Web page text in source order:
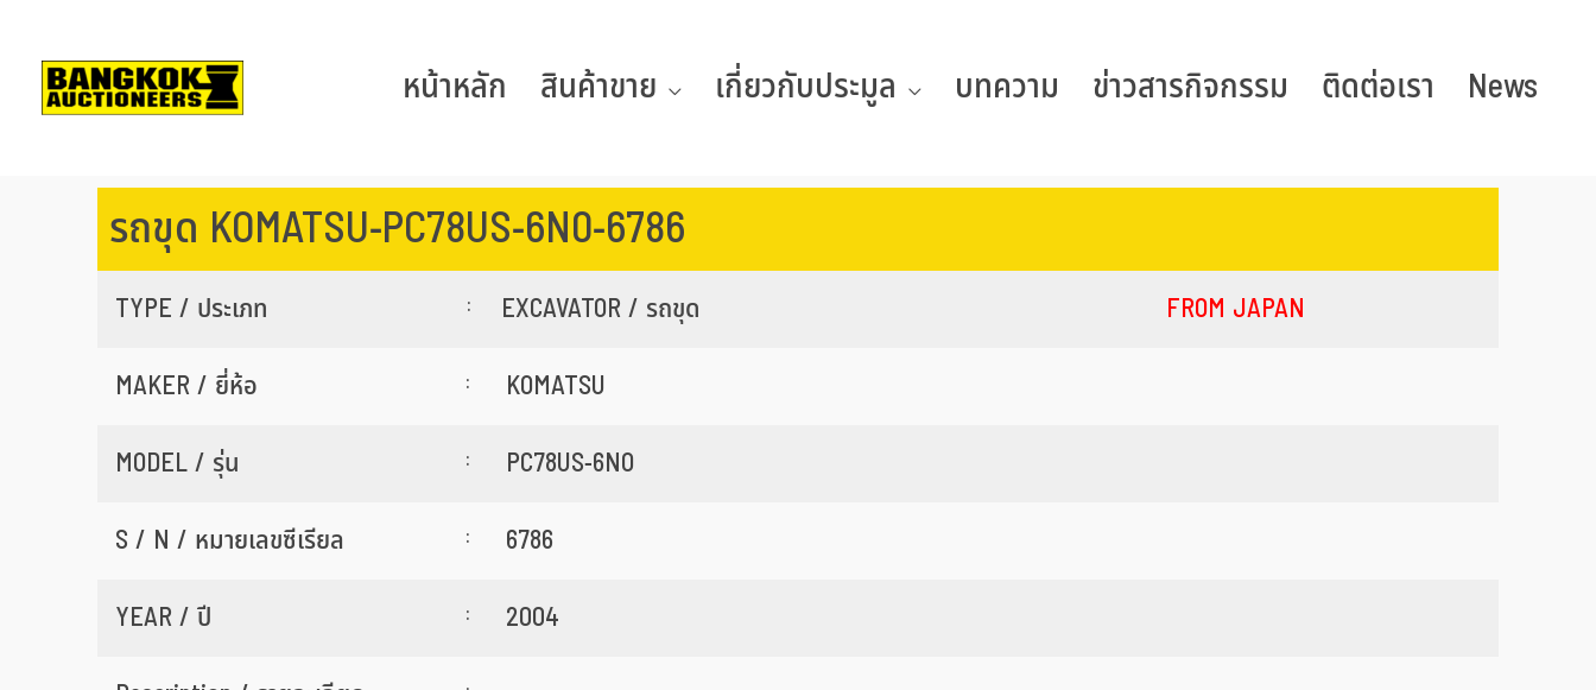
หน้าหลัก สินค้าขาย เกี่ยวกับประมูล บทความ ข่าวสารกิจกรรม ติดต่อเรา News
รถขุด KOMATSU-PC78US-6N0-6786
TYPE / ประเภท : EXCAVATOR / รถขุด
FROM JAPAN
MAKER / ยี่ห้อ
:
KOMATSU
MODEL / รุ่น
:
PC78US-6NO
S / N / หมายเลขซีเรียล
:
6786
YEAR / ปี
:
2004